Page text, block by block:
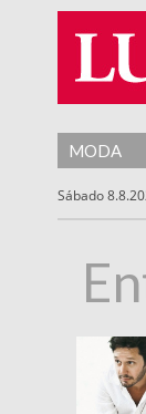
MODA
Sábado